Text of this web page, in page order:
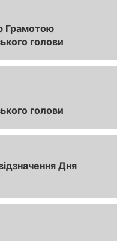
Грамотою
голови
голови
Дня